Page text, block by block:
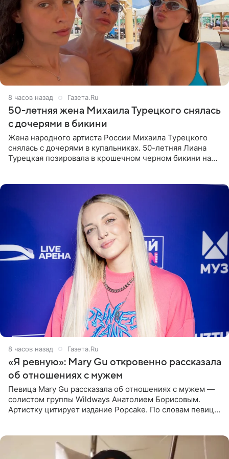
8 часов назад Газета.Ru
50-летняя жена Михаила Турецкого снялась
с дочерями в бикини
Жена народного артиста России Михаила Турецкого
снялась с дочерями в купальниках. 50-летняя Лиана
Турецкая позировала в крошечном черном бикини на
8 часов назад Газета.Ru
«Я ревную»: Mary Gu откровенно рассказала
об отношениях с мужем
Певица Mary Gu рассказала об отношениях с мужем —
солистом группы Wildways Анатолием Борисовым.
Артистку цитирует издание Popcake. По словам певицы,